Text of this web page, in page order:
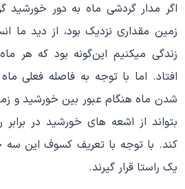
اگر مدار گردشی ماه به دور خورشید
زمین مقداری نزدیک بود، از دید ما
زندگی میکنیم این‌گونه بود که هر
افتاد. اما با توجه به فاصله فعلی
شدن ماه هنگام عبور بین خورشید و
بتواند از اشعه های خورشید در
کند. با توجه با تعریف کسوف این سه
یک راستا قرار گیرند.